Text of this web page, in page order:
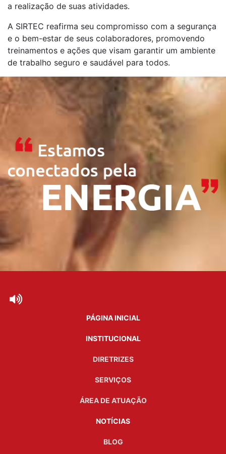
a realização de suas atividades.
A SIRTEC reafirma seu compromisso com a segurança
e o bem-estar de seus colaboradores, promovendo
treinamentos e ações que visam garantir um ambiente
de trabalho seguro e saudável para todos.
PÁGINA INICIAL
INSTITUCIONAL
DIRETRIZES
SERVIÇOS
ÁREA DE ATUAÇÃO
NOTÍCIAS
BLOG